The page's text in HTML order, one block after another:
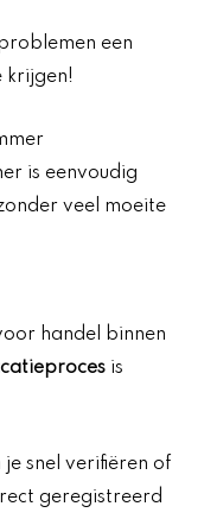
een
krijgen!
is eenvoudig
veel moeite
handel binnen
is
snel verifiëren of
geregistreerd